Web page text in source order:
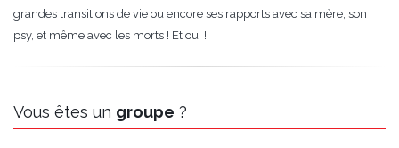
grandes transitions de vie ou encore ses rapports avec sa mère, son
psy, et même avec les morts ! Et oui !
Vous êtes un groupe ?